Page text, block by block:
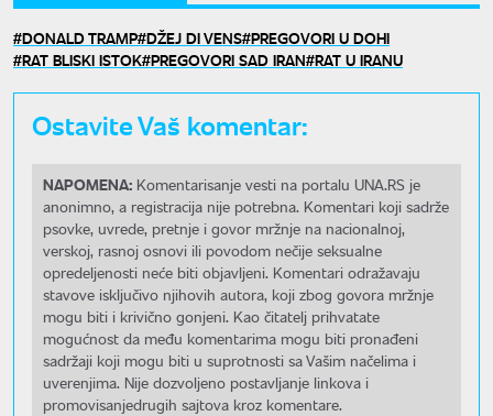
DONALD TRAMP DŽEJ DI VENS PREGOVORI U DOHI
RAT BLISKI ISTOK PREGOVORI SAD IRAN RAT U IRANU
Ostavite Vaš komentar:
NAPOMENA: Komentarisanje vesti na portalu UNA.RS je
anonimno, a registracija nije potrebna. Komentari koji sadrže
psovke, uvrede, pretnje i govor mržnje na nacionalnoj,
verskoj, rasnoj osnovi ili povodom nečije seksualne
opredeljenosti neće biti objavljeni. Komentari odražavaju
stavove isključivo njihovih autora, koji zbog govora mržnje
mogu biti i krivično gonjeni. Kao čitatelj prihvatate
mogućnost da među komentarima mogu biti pronađeni
sadržaji koji mogu biti u suprotnosti sa Vašim načelima i
uverenjima. Nije dozvoljeno postavljanje linkova i
promovisanjedrugih sajtova kroz komentare.